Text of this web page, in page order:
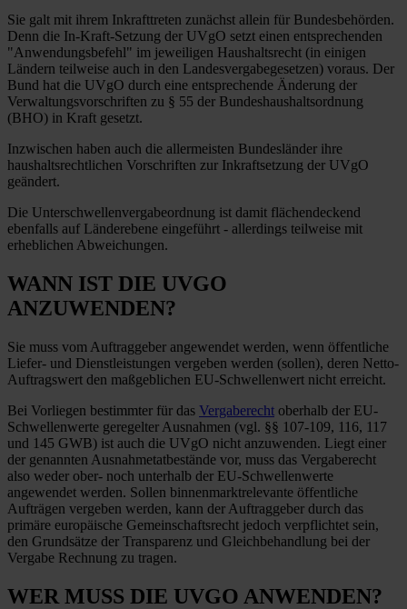
Sie galt mit ihrem Inkrafttreten zunächst allein für Bundesbehörden.
Denn die In-Kraft-Setzung der UVgO setzt einen entsprechenden
"Anwendungsbefehl" im jeweiligen Haushaltsrecht (in einigen
Ländern teilweise auch in den Landesvergabegesetzen) voraus. Der
Bund hat die UVgO durch eine entsprechende Änderung der
Verwaltungsvorschriften zu § 55 der Bundeshaushaltsordnung
(BHO) in Kraft gesetzt.
Inzwischen haben auch die allermeisten Bundesländer ihre
haushaltsrechtlichen Vorschriften zur Inkraftsetzung der UVgO
geändert.
Die Unterschwellenvergabeordnung ist damit flächendeckend
ebenfalls auf Länderebene eingeführt - allerdings teilweise mit
erheblichen Abweichungen.
WANN IST DIE UVGO
ANZUWENDEN?
Sie muss vom Auftraggeber angewendet werden, wenn öffentliche
Liefer- und Dienstleistungen vergeben werden (sollen), deren Netto-
Auftragswert den maßgeblichen EU-Schwellenwert nicht erreicht.
Bei Vorliegen bestimmter für das Vergaberecht oberhalb der EU-
Schwellenwerte geregelter Ausnahmen (vgl. §§ 107-109, 116, 117
und 145 GWB) ist auch die UVgO nicht anzuwenden. Liegt einer
der genannten Ausnahmetatbestände vor, muss das Vergaberecht
also weder ober- noch unterhalb der EU-Schwellenwerte
angewendet werden. Sollen binnenmarktrelevante öffentliche
Aufträgen vergeben werden, kann der Auftraggeber durch das
primäre europäische Gemeinschaftsrecht jedoch verpflichtet sein,
den Grundsätze der Transparenz und Gleichbehandlung bei der
Vergabe Rechnung zu tragen.
WER MUSS DIE UVGO ANWENDEN?